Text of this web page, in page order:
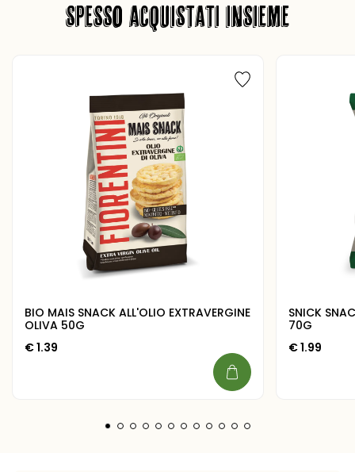
SPESSO ACQUISTATI INSIEME
BIO MAIS SNACK ALL'OLIO EXTRAVERGINE
OLIVA 50G
€1.39
SNICK
70G
€1.99